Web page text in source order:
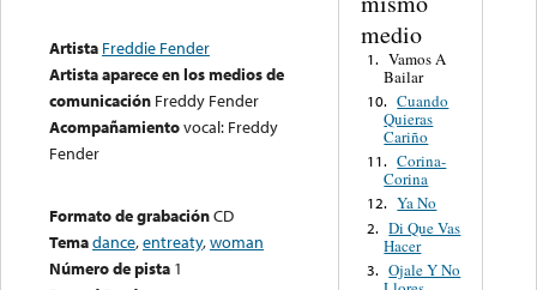
Artista Freddie Fender
Artista aparece en los medios de
comunicación Freddy Fender
Acompañamientovocal: Freddy
Fender
Formato de grabaciónCD
Temadance,entreaty,woman
Número de pista 1
medio
1. Vamos A
Bailar
10. Cuando
Quieras
Cariño
11. Corina-
Corina
12. Ya No
2. Di Que Vas
Hacer
3. Ojale Y No